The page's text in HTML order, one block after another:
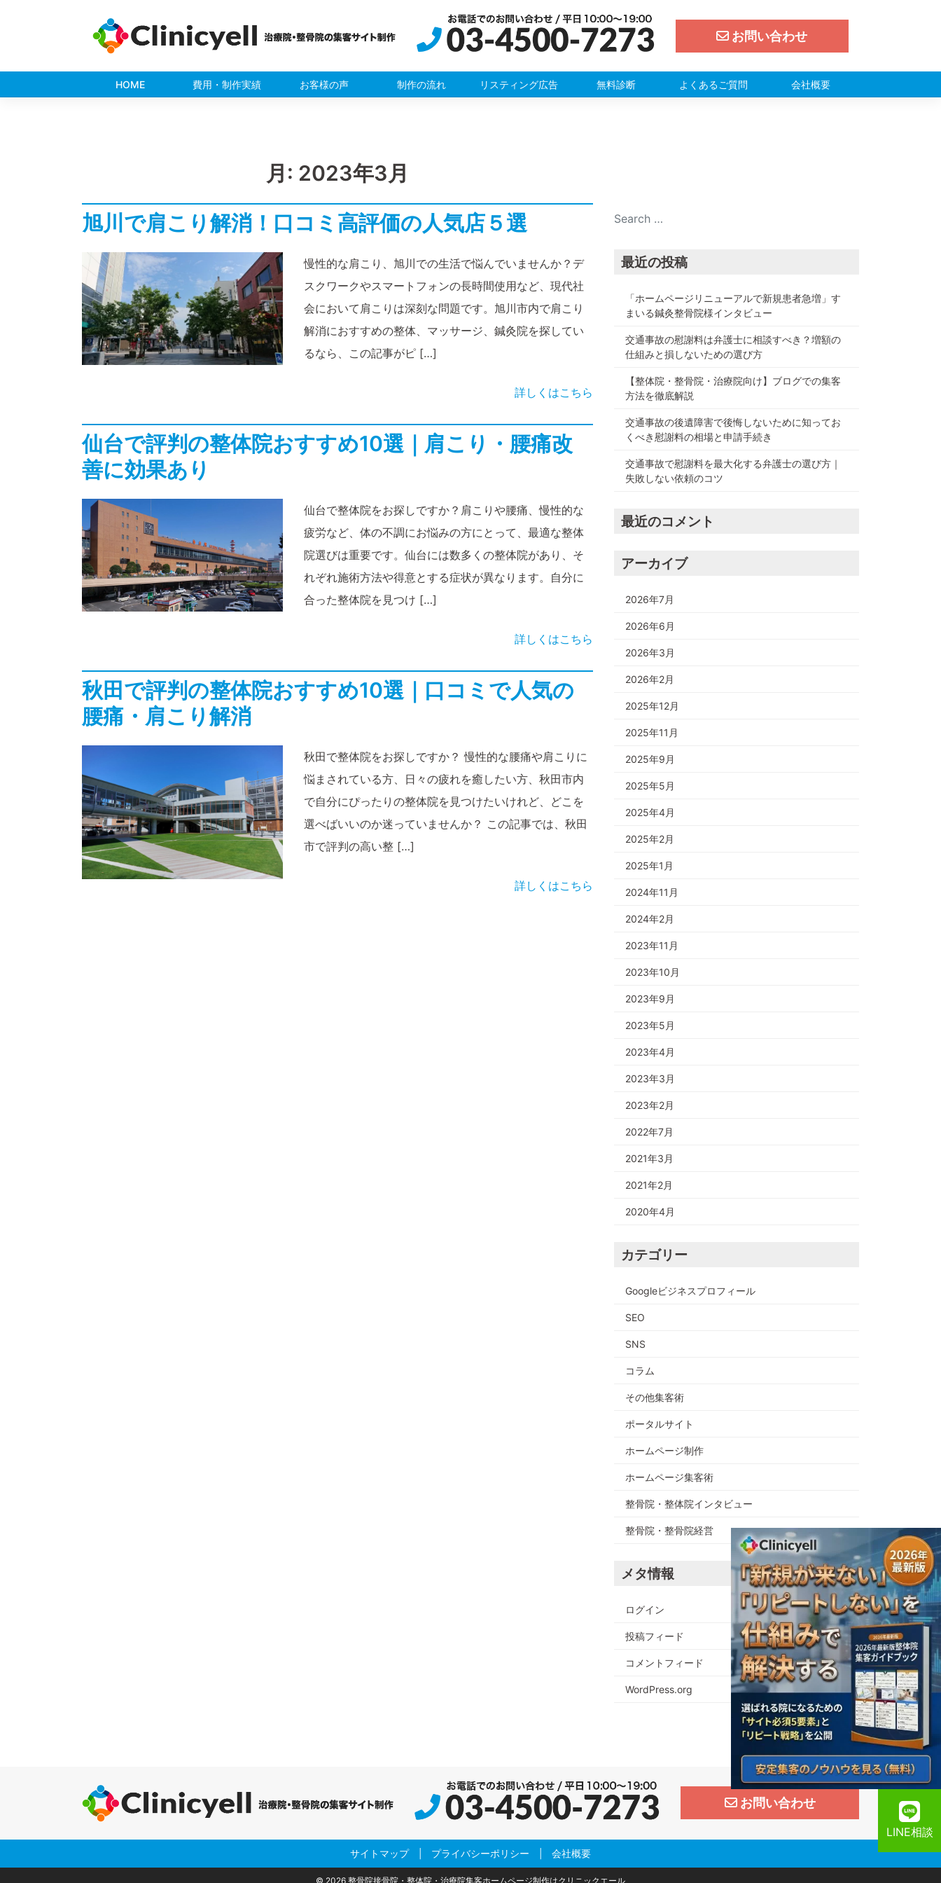
お問い合わせ
HOME 費用・制作実績 お客様の声 制作の流れ リスティング広告 無料診断 よくあるご質問 会社概要
月: 2023年3月
旭川で肩こり解消！口コミ高評価の人気店５選
慢性的な肩こり、旭川での生活で悩んでいませんか？デ
スクワークやスマートフォンの長時間使用など、現代社
会において肩こりは深刻な問題です。旭川市内で肩こり
解消におすすめの整体、マッサージ、鍼灸院を探してい
るなら、この記事がピ […]
詳しくはこちら
仙台で評判の整体院おすすめ10選｜肩こり・腰痛改
善に効果あり
仙台で整体院をお探しですか？肩こりや腰痛、慢性的な
疲労など、体の不調にお悩みの方にとって、最適な整体
院選びは重要です。仙台には数多くの整体院があり、そ
れぞれ施術方法や得意とする症状が異なります。自分に
合った整体院を見つけ […]
詳しくはこちら
秋田で評判の整体院おすすめ10選｜口コミで人気の
腰痛・肩こり解消
秋田で整体院をお探しですか？ 慢性的な腰痛や肩こりに
悩まされている方、日々の疲れを癒したい方、秋田市内
で自分にぴったりの整体院を見つけたいけれど、どこを
選べばいいのか迷っていませんか？ この記事では、秋田
市で評判の高い整 […]
詳しくはこちら
最近の投稿
「ホームページリニューアルで新規患者急増」す
まいる鍼灸整骨院様インタビュー
交通事故の慰謝料は弁護士に相談すべき？増額の
仕組みと損しないための選び方
【整体院・整骨院・治療院向け】ブログでの集客
方法を徹底解説
交通事故の後遺障害で後悔しないために知ってお
くべき慰謝料の相場と申請手続き
交通事故で慰謝料を最大化する弁護士の選び方｜
失敗しない依頼のコツ
最近のコメント
アーカイブ
2026年7月
2026年6月
2026年3月
2026年2月
2025年12月
2025年11月
2025年9月
2025年5月
2025年4月
2025年2月
2025年1月
2024年11月
2024年2月
2023年11月
2023年10月
2023年9月
2023年5月
2023年4月
2023年3月
2023年2月
2022年7月
2021年3月
2021年2月
2020年4月
カテゴリー
Googleビジネスプロフィール
SEO
SNS
コラム
その他集客術
ポータルサイト
ホームページ制作
ホームページ集客術
整骨院・整体院インタビュー
整骨院・整骨院経営
メタ情報
ログイン
投稿フィード
コメントフィード
WordPress.org
お問い合わせ
サイトマップ| プライバシーポリシー 会社概要
© 2026 整骨院接骨院・整体院・治療院集客ホームページ制作はクリニックエール
LINE相談